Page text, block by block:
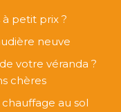
petit prix ?
neuve
votre véranda ?
chères
au sol